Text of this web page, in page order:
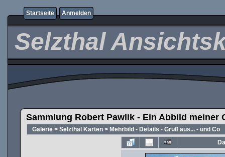
Startseite Anmelden
Selzthal
Sammlung Robert Pawlik - Ein Abbild meiner
Galerie > Selzthal Karten > Mehrbild - Details - Gruß aus... - und Co